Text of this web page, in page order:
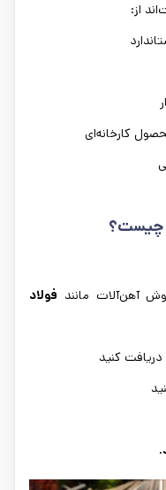
از:
کارخانه‌ای
چیست؟
آهن‌آلات مانند فولاد
دریافت کنید